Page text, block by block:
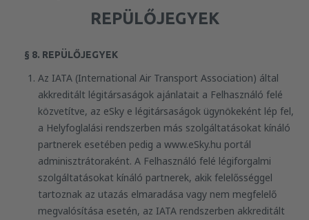
REPÜLŐJEGYEK
§ 8. REPÜLŐJEGYEK
Az IATA (International Air Transport Association) által
akkreditált légitársaságok ajánlatait a Felhasználó felé
közvetítve, az eSky e légitársaságok ügynökeként lép fel,
a Helyfoglalási rendszerben más szolgáltatásokat kínáló
partnerek esetében pedig a www.eSky.hu portál
adminisztrátoraként. A Felhasználó felé légiforgalmi
szolgáltatásokat kínáló partnerek, akik felelősséggel
tartoznak az utazás elmaradása vagy nem megfelelő
megvalósítása esetén, az IATA rendszerben akkreditált